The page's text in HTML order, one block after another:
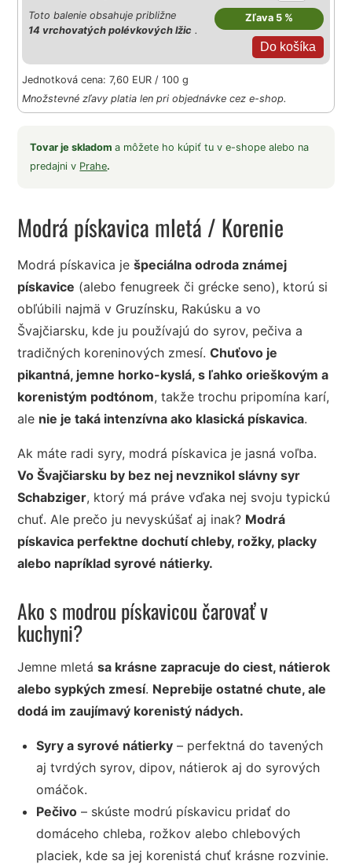
Zľava 5 %
Toto balenie obsahuje približne
14 vrchovatých polévkových lžic .
Jednotková cena: 7,60 EUR / 100 g
Množstevné zľavy platia len pri objednávke cez e-shop.
Tovar je skladoma môžete ho kúpiť tu v e-shope alebo na
predajni v Prahe.
Modrá pískavica mletá / Korenie
Modrá pískavica ješpeciálna odroda známej
pískavice (alebo fenugreek či grécke seno), ktorú si
obľúbili najmä v Gruzínsku, Rakúsku a vo
Švajčiarsku, kde ju používajú do syrov, pečiva a
tradičných koreninových zmesí.Chuťovo je
pikantná, jemne horko-kyslá, s ľahko orieškovým a
korenistým podtónom, takže trochu pripomína karí,
ale nie je taká intenzívna ako klasická pískavica.
Ak máte radi syry, modrá pískavica je jasná voľba.
Vo Švajčiarsku by bez nej nevznikol slávny syr
Schabziger, ktorý má práve vďaka nej svoju typickú
chuť. Ale prečo ju nevyskúšať aj inak? Modrá
pískavica perfektne dochutí chleby, rožky, placky
alebo napríklad syrové nátierky.
Ako s modrou pískavicou čarovať v
kuchyni?
Jemne mletása krásne zapracuje do ciest, nátierok
alebo sypkých zmesí. Neprebije ostatné chute, ale
dodá im zaujímavý korenistý nádych.
Syry a syrové nátierky – perfektná do tavených
aj tvrdých syrov, dipov, nátierok aj do syrových
omáčok.
Pečivo – skúste modrú pískavicu pridať do
domáceho chleba, rožkov alebo chlebových
placiek, kde sa jej korenistá chuť krásne rozvinie.